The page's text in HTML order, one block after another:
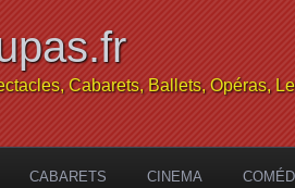
Cabarets, Ballets, Opéras,
CABARETS CINEMA